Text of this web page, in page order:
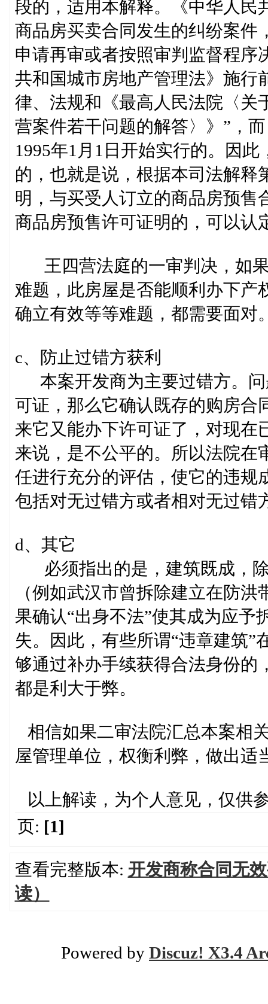
段的，适用本解释。《中华人民
商品房买卖合同发生的纠纷案件
申请再审或者按照审判监督程序
共和国城市房地产管理法》施行
律、法规和《最高人民法院〈关
营案件若干问题的解答〉》”，
1995年1月1日开始实行的。因
的，也就是说，根据本司法解释
明，与买受人订立的商品房预售
商品房预售许可证明的，可以认
王四营法庭的一审判决，如果
难题，此房屋是否能顺利办下产
确立有效等等难题，都需要面对
c、防止过错方获利
本案开发商为主要过错方。问
可证，那么它确认既存的购房合
来它又能办下许可证了，对现在
来说，是不公平的。所以法院在
任进行充分的评估，使它的违规
包括对无过错方或者相对无过错
d、其它
必须指出的是，建筑既成，除
（例如武汉市曾拆除建立在防
果确认“出身不法”使其成为应予
失。因此，有些所谓“违章建筑”
够通过补办手续获得合法身份的
都是利大于弊。
相信如果二审法院汇总本案相
屋管理单位，权衡利弊，做出适
以上解读，为个人意见，仅供
页: [1]
查看完整版本: 开发商称合同无
读）
Powered by Discuz! X3.4